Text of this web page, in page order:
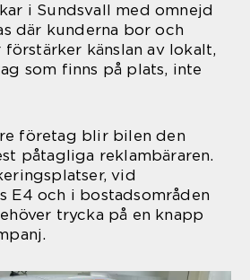
i Sundsvall med omnejd
där kunderna bor och
känslan av lokalt,
som finns på plats, inte
företag blir bilen den
påtagliga reklambäraren.
vid
E4 och i bostadsområden
trycka på en knapp